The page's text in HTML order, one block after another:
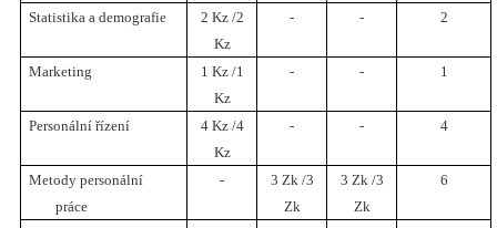
Statistika a demografie
2 Kz /2
Kz
- - 2
Marketing
1 Kz /1
Kz
- - 1
Personální řízení
4 Kz /4
Kz
- - 4
Metody personální
práce
-
3 Zk /3
Zk
3 Zk /3
Zk
6